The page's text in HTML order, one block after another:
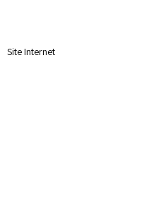
Site Internet